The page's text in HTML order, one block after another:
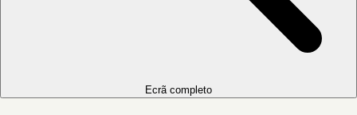
Ecrã completo